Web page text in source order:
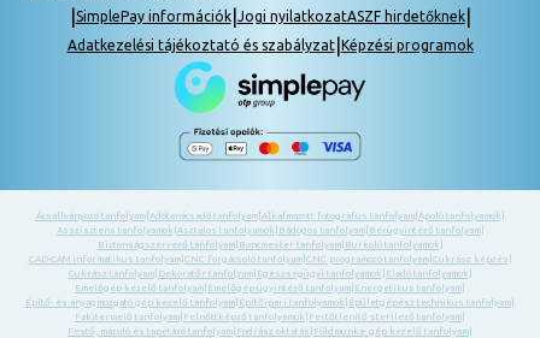
SimplePay információk| Jogi nyilatkozatASZF hirdetőknek|
Adatkezelési tájékoztató és szabályzat| Képzési programok
Ácsállványozó tanfolyam| Adótanácsadó tanfolyam| Alkalmazott fotográfus tanfolyam| Ápoló tanfolyamok
Asszisztens tanfolyamok Asztalos tanfolyamok Bádogos tanfolyam| Bérügyintéző tanfolyam|
Biztonságszervező tanfolyam| Boncmester tanfolyam| Burkoló tanfolyamok
CAD-CAM informatikus tanfolyam| CNC forgácsoló tanfolyam| CNC programozó tanfolyam| Cukrász képzés
Cukrász tanfolyam| Dekoratőr tanfolyam| Egészségügyi tanfolyamok Eladó tanfolyamok
Emelőgép-kezelő tanfolyam Emelőgép-ügyintéző tanfolyam Energetikus tanfolyam
Építő- és anyagmozgató gép kezelő tanfolyam Építőipari tanfolyamok Épületgépész technikus tanfolyam
Fakitermelő tanfolyam Felnőttképző tanfolyamok Fertőtlenítő sterilező tanfolyam
Festő, mázoló és tapétázó tanfolyam Fodrász oktatás Földmunka- gép kezelő tanfolyam